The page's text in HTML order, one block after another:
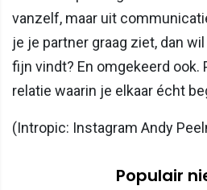
vanzelf, maar uit
je je partner graag ziet, dan
fijn vindt? En omgekeerd ook.
relatie waarin je elkaar écht
(Intropic: Instagram Andy
Populair